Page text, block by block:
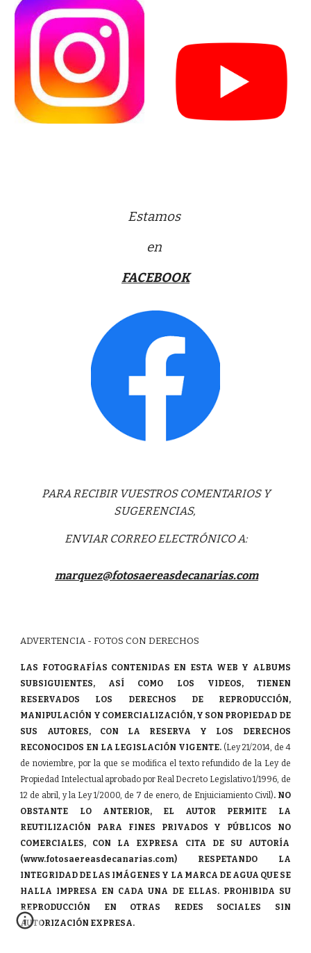
Estamos
en
FACEBOOK
PARA RECIBIR VUESTROS COMENTARIOS Y
SUGERENCIAS,
ENVIAR CORREO ELECTRÓNICO A:
marquez@fotosaereasdecanarias.com
ADVERTENCIA - FOTOS CON DERECHOS
LAS FOTOGRAFÍAS CONTENIDAS EN ESTA WEB Y ALBUMS
SUBSIGUIENTES, ASÍ COMO LOS VIDEOS, TIENEN
RESERVADOS LOS DERECHOS DE REPRODUCCIÓN,
MANIPULACIÓN Y COMERCIALIZACIÓN, Y SON PROPIEDAD DE
SUS AUTORES, CON LA RESERVA Y LOS DERECHOS
RECONOCIDOS EN LA LEGISLACIÓN VIGENTE. (Ley 21/2014, de 4
de noviembre, por la que se modifica el texto refundido de la Ley de
Propiedad Intelectual aprobado por Real Decreto Legislativo 1/1996, de
12 de abril, y la Ley 1/2000, de 7 de enero, de Enjuiciamiento Civil). NO
OBSTANTE LO ANTERIOR, EL AUTOR PERMITE LA
REUTILIZACIÓN PARA FINES PRIVADOS Y PÚBLICOS NO
COMERCIALES, CON LA EXPRESA CITA DE SU AUTORÍA
(www.fotosaereasdecanarias.com) RESPETANDO LA
INTEGRIDAD DE LAS IMÁGENES Y LA MARCA DE AGUA QUE SE
HALLA IMPRESA EN CADA UNA DE ELLAS. PROHIBIDA SU
REPRODUCCIÓN EN OTRAS REDES SOCIALES SIN
AUTORIZACIÓN EXPRESA.